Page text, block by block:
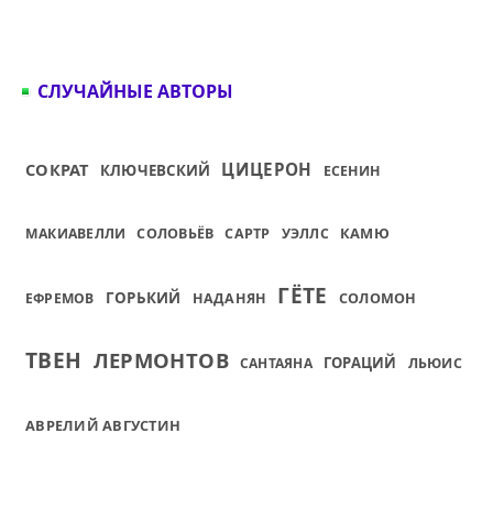
СЛУЧАЙНЫЕ АВТОРЫ
СОКРАТ КЛЮЧЕВСКИЙ ЦИЦЕРОН ЕСЕНИН
МАКИАВЕЛЛИ СОЛОВЬЁВ САРТР УЭЛЛС КАМЮ
ЕФРЕМОВ ГОРЬКИЙ НАДАНЯН ГЁТЕ СОЛОМОН
ТВЕН ЛЕРМОНТОВ САНТАЯНА ГОРАЦИЙ ЛЬЮИС
АВРЕЛИЙ АВГУСТИН